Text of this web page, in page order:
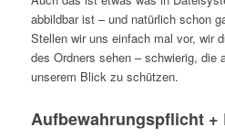
abbildbar ist – und natürlich schon
Stellen wir uns einfach mal vor, wir
des Ordners sehen – schwierig, die
unserem Blick zu schützen.
Aufbewahrungspflicht